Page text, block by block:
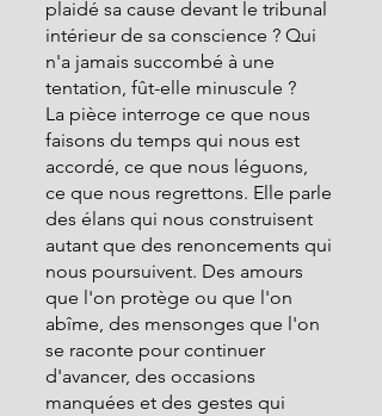
plaidé sa cause devant le tribunal
intérieur de sa conscience ? Qui
n'a jamais succombé à une
tentation, fût-elle minuscule ?
La pièce interroge ce que nous
faisons du temps qui nous est
accordé, ce que nous léguons,
ce que nous regrettons. Elle parle
des élans qui nous construisent
autant que des renoncements qui
nous poursuivent. Des amours
que l'on protège ou que l'on
abîme, des mensonges que l'on
se raconte pour continuer
d'avancer, des occasions
manquées et des gestes qui